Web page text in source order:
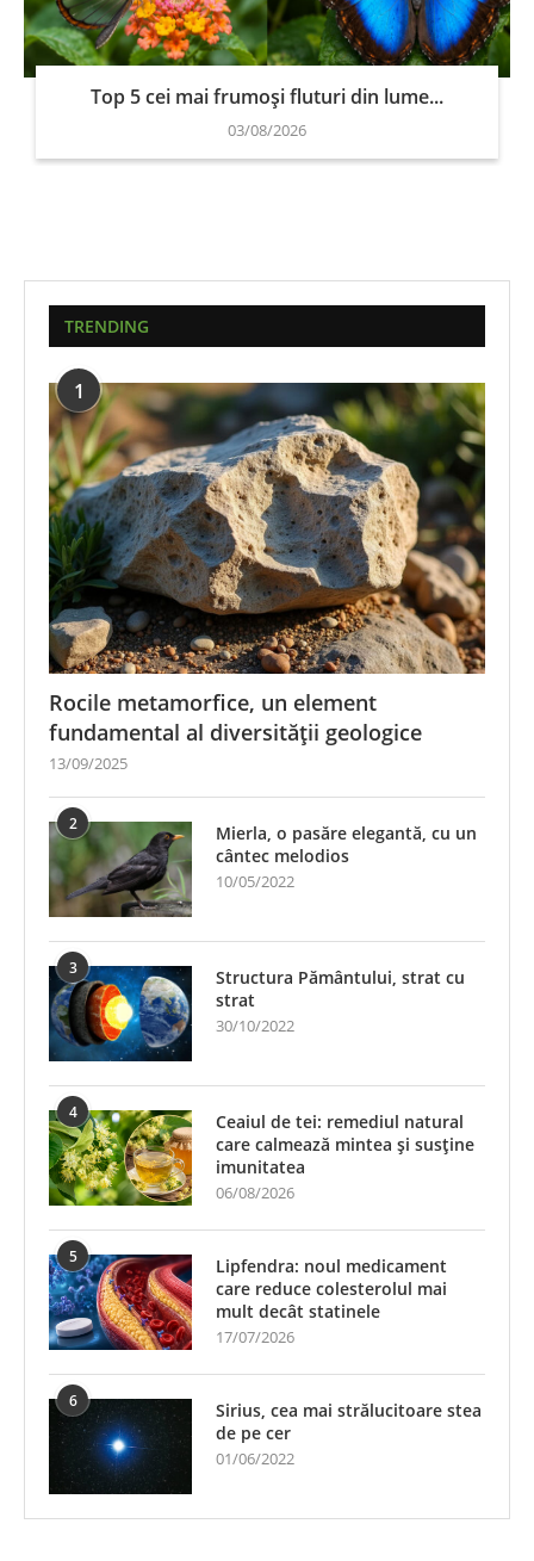
Top 5 cei mai frumoși fluturi din lume...
03/08/2026
TRENDING
1
Rocile metamorfice, un element
fundamental al diversității geologice
13/09/2025
2
Mierla, o pasăre elegantă, cu un
cântec melodios
10/05/2022
3
Structura Pământului, strat cu
strat
30/10/2022
4
Ceaiul de tei: remediul natural
care calmează mintea și susține
imunitatea
06/08/2026
5
Lipfendra: noul medicament
care reduce colesterolul mai
mult decât statinele
17/07/2026
6
Sirius, cea mai strălucitoare stea
de pe cer
01/06/2022